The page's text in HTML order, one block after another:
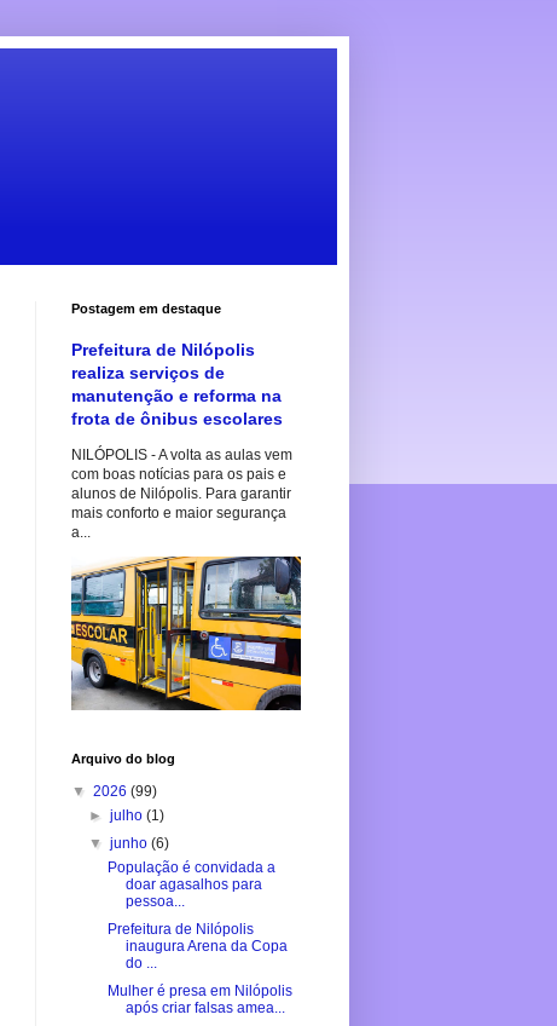
Postagem em destaque
Prefeitura de Nilópolis
realiza serviços de
manutenção e reforma na
frota de ônibus escolares
NILÓPOLIS - A volta as aulas vem
com boas notícias para os pais e
alunos de Nilópolis. Para garantir
mais conforto e maior segurança
a...
Arquivo do blog
▼ 2026 (99)
►julho(1)
▼junho(6)
População é convidada a
doar agasalhos para
pessoa...
Prefeitura de Nilópolis
inaugura Arena da Copa
do ...
Mulher é presa em Nilópolis
após criar falsas amea...